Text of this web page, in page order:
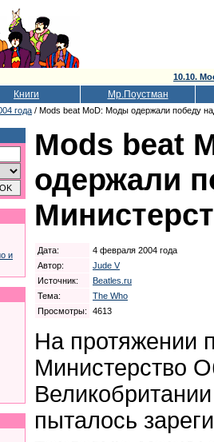
10.10.
Книги Мр.Поустман
года / Mods beat MoD: Моды одержали победу
и
Mods beat
одержали
Дата:
4 февраля 2004 года
Автор:
Jude V
Источник:
Beatles.ru
Тема:
The Who
Просмотры:
4613
На протяжении
Министерство
пыталось